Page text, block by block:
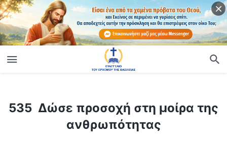
535 Δώσε προσοχή στη μοίρα της ανθρωπότητας
535 Δώσε προσοχή στη μοίρα της
ανθρωπότητας